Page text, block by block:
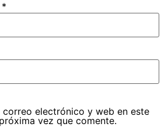
*
correo electrónico y web en este
vez que comente.